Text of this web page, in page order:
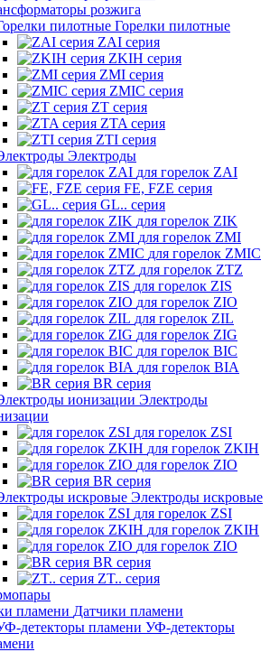
розжига
Горелки пилотные
ZAI серия
ZKIH серия
ZMI серия
ZMIC серия
ZT серия
ZTA серия
ZTI серия
Электроды
для горелок ZAI
FE, FZE серия
GL.. серия
для горелок ZIK
для горелок ZMI
для горелок ZMIC
для горелок ZTZ
для горелок ZIS
для горелок ZIO
для горелок ZIL
для горелок ZIG
для горелок BIC
для горелок BIA
BR серия
Электроды
для горелок ZSI
для горелок ZKIH
для горелок ZIO
BR серия
Электроды искровые
для горелок ZSI
для горелок ZKIH
для горелок ZIO
BR серия
ZT.. серия
Датчики пламени
УФ-детекторы